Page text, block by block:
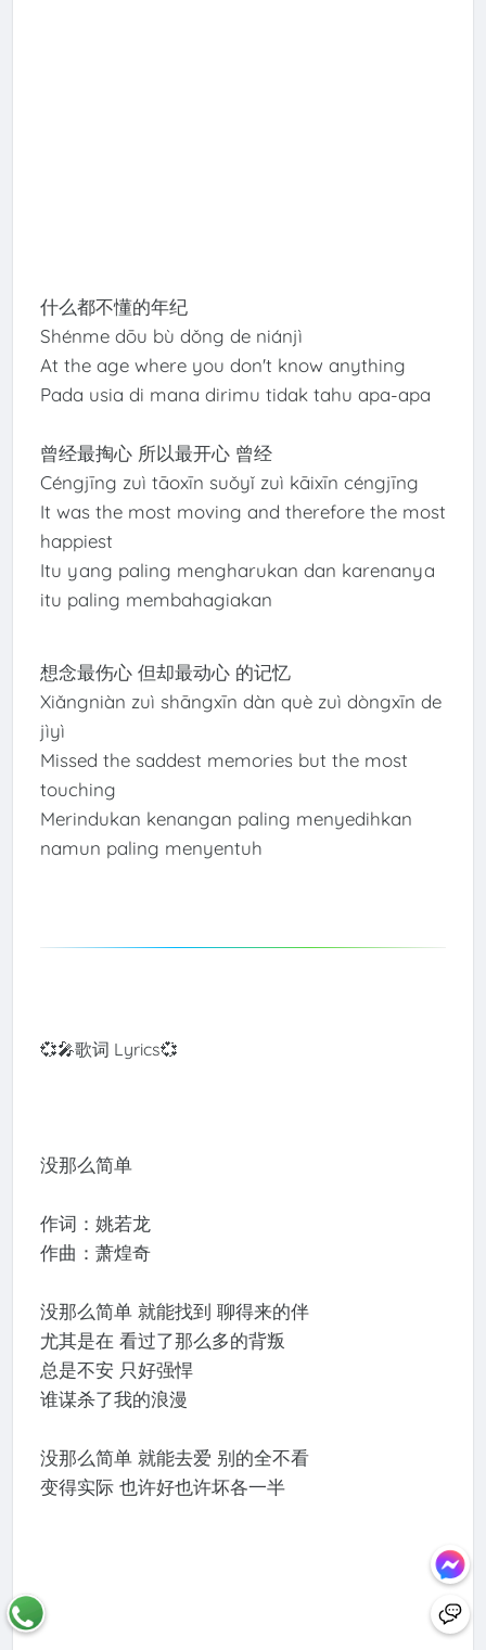
什么都不懂的年纪
Shénme dōu bù dǒng de niánjì
At the age where you don't know anything
Pada usia di mana dirimu tidak tahu apa-apa
曾经最掏心 所以最开心 曾经
Céngjīng zuì tāoxīn suǒyǐ zuì kāixīn céngjīng
It was the most moving and therefore the most
happiest
Itu yang paling mengharukan dan karenanya
itu paling membahagiakan
想念最伤心 但却最动心 的记忆
Xiǎngniàn zuì shāngxīn dàn què zuì dòngxīn de
jìyì
Missed the saddest memories but the most
touching
Merindukan kenangan paling menyedihkan
namun paling menyentuh
💞🎤歌词 Lyrics💞
没那么简单
作词：姚若龙
作曲：萧煌奇
没那么简单 就能找到 聊得来的伴
尤其是在 看过了那么多的背叛
总是不安 只好强悍
谁谋杀了我的浪漫
没那么简单 就能去爱 别的全不看
变得实际 也许好也许坏各一半